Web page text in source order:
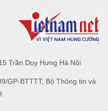
Trần Duy Hưng Hà Nội
GP-BTTTT, Bộ Thông tin và